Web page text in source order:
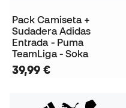
Pack Camiseta +
Sudadera Adidas
Entrada - Puma
TeamLiga - Soka
39,99 €